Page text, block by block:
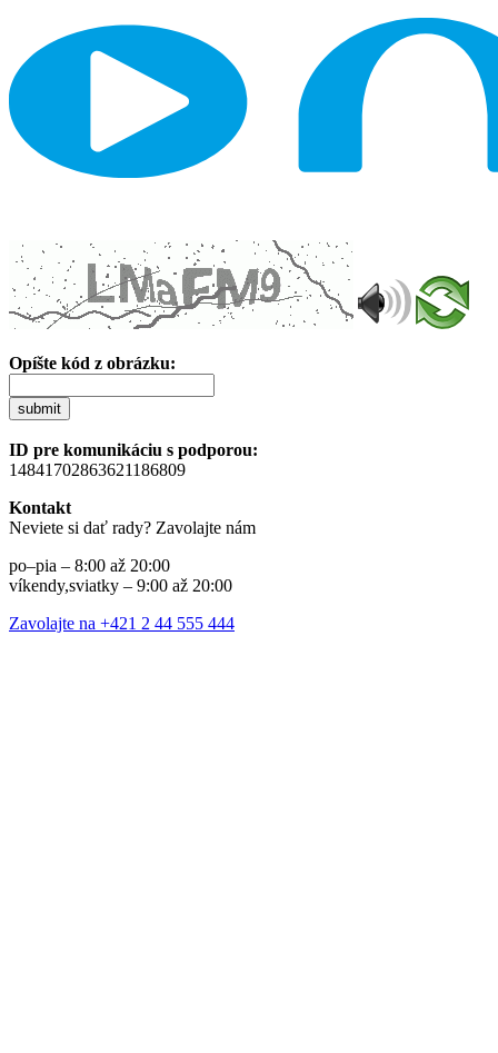
Opíšte kód z obrázku:
submit
ID pre komunikáciu s podporou:
14841702863621186809
Kontakt
Neviete si dať rady? Zavolajte nám
po–pia – 8:00 až 20:00
víkendy,sviatky – 9:00 až 20:00
Zavolajte na +421 2 44 555 444